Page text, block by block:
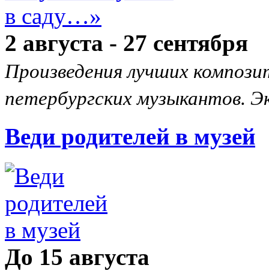
2 августа - 27 сентября
Произведения лучших
петербургских музыкантов.
Веди родителей в музей
До 15 августа